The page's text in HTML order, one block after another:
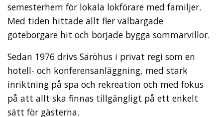
semesterhem för lokala lokförare med familjer.
Med tiden hittade allt fler välbärgade
göteborgare hit och började bygga sommarvillor.
Sedan 1976 drivs Säröhus i privat regi som en
hotell- och konferensanläggning, med stark
inriktning på spa och rekreation och med fokus
på att allt ska finnas tillgängligt på ett enkelt
sätt för gästerna.